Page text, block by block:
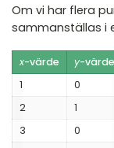
Om vi har flera
sammanställas i
x-värde y-värde
1
0
2
1
3
0